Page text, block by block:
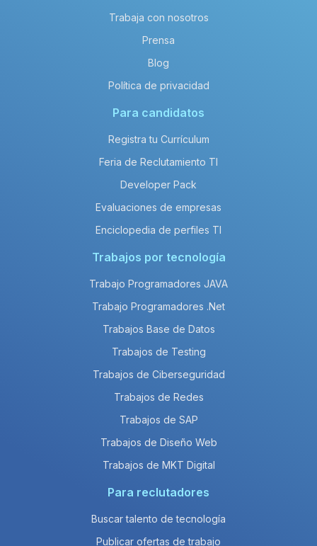
Trabaja con nosotros
Prensa
Blog
Política de privacidad
Para candidatos
Registra tu Currículum
Feria de Reclutamiento TI
Developer Pack
Evaluaciones de empresas
Enciclopedia de perfiles TI
Trabajos por tecnología
Trabajo Programadores JAVA
Trabajo Programadores .Net
Trabajos Base de Datos
Trabajos de Testing
Trabajos de Ciberseguridad
Trabajos de Redes
Trabajos de SAP
Trabajos de Diseño Web
Trabajos de MKT Digital
Para reclutadores
Buscar talento de tecnología
Publicar ofertas de trabajo